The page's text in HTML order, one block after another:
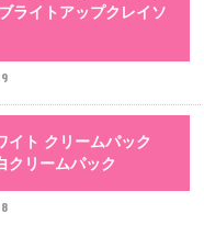
ライトアップクレイソ
イト クリームパック
クリームパック